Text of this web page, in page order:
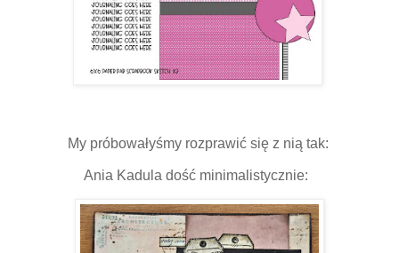
My próbowałyśmy rozprawić się z nią tak:
Ania Kadula dość minimalistycznie: